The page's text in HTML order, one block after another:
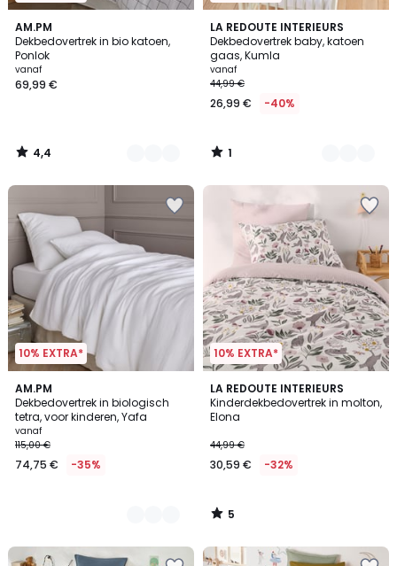
AM.PM
Dekbedovertrek in bio katoen,
Ponlok
vanaf
69,99 €
4,4
/ 5
2
Kleuren
4,4
/
LA REDOUTE INTERIEURS
Dekbedovertrek baby, katoen
gaas, Kumla
vanaf
44,99 €
26,99 € -40%
1
/
5
4
Kleuren
1
/
10% EXTRA*
AM.PM
Dekbedovertrek in biologisch
tetra, voor kinderen, Yafa
vanaf
115,00 €
74,75 € -35%
19
Kleuren
10% EXTRA*
LA REDOUTE INTERIEURS
Kinderdekbedovertrek in molton,
Elona
44,99 €
30,59 € -32%
5
/
5
5
/